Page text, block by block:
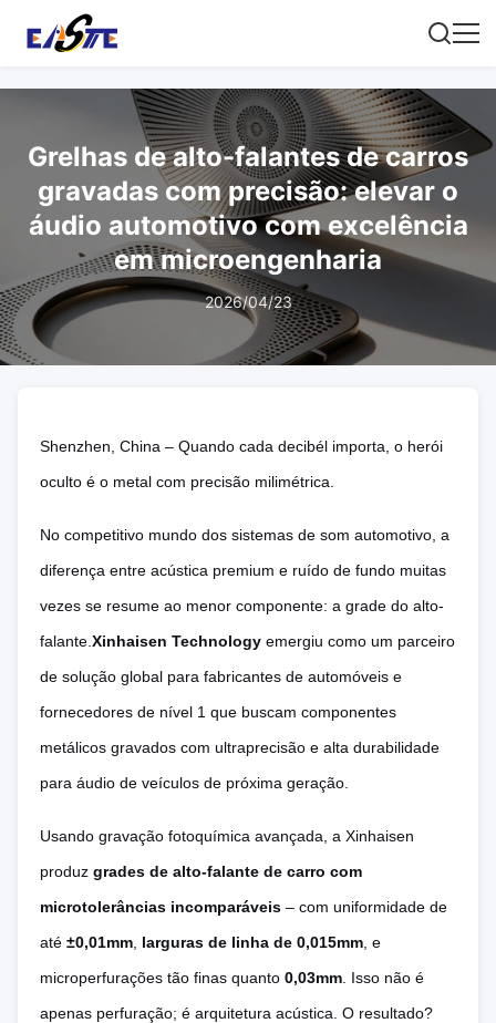
Grelhas de alto-falantes de carros
gravadas com precisão: elevar o
áudio automotivo com excelência
em microengenharia
2026/04/23
Shenzhen, China – Quando cada decibél importa, o herói
oculto é o metal com precisão milimétrica.
No competitivo mundo dos sistemas de som automotivo, a
diferença entre acústica premium e ruído de fundo muitas
vezes se resume ao menor componente: a grade do alto-
falante. Xinhaisen Technology emergiu como um parceiro
de solução global para fabricantes de automóveis e
fornecedores de nível 1 que buscam componentes
metálicos gravados com ultraprecisão e alta durabilidade
para áudio de veículos de próxima geração.
Usando gravação fotoquímica avançada, a Xinhaisen
produz grades de alto-falante de carro com
microtolerâncias incomparáveis – com uniformidade de
até ±0,01mm larguras de linha de 0,015mm , e
microperfurações tão finas quanto 0,03mm . Isso não é
apenas perfuração; é arquitetura acústica. O resultado?